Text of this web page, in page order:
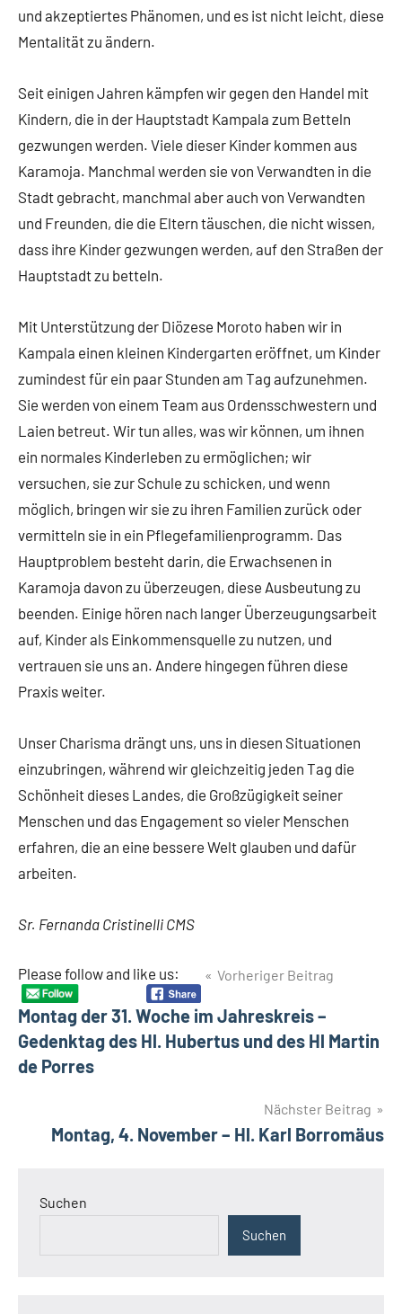
und akzeptiertes Phänomen, und es ist nicht leicht, diese
Mentalität zu ändern.
Seit einigen Jahren kämpfen wir gegen den Handel mit
Kindern, die in der Hauptstadt Kampala zum Betteln
gezwungen werden. Viele dieser Kinder kommen aus
Karamoja. Manchmal werden sie von Verwandten in die
Stadt gebracht, manchmal aber auch von Verwandten
und Freunden, die die Eltern täuschen, die nicht wissen,
dass ihre Kinder gezwungen werden, auf den Straßen der
Hauptstadt zu betteln.
Mit Unterstützung der Diözese Moroto haben wir in
Kampala einen kleinen Kindergarten eröffnet, um Kinder
zumindest für ein paar Stunden am Tag aufzunehmen.
Sie werden von einem Team aus Ordensschwestern und
Laien betreut. Wir tun alles, was wir können, um ihnen
ein normales Kinderleben zu ermöglichen; wir
versuchen, sie zur Schule zu schicken, und wenn
möglich, bringen wir sie zu ihren Familien zurück oder
vermitteln sie in ein Pflegefamilienprogramm. Das
Hauptproblem besteht darin, die Erwachsenen in
Karamoja davon zu überzeugen, diese Ausbeutung zu
beenden. Einige hören nach langer Überzeugungsarbeit
auf, Kinder als Einkommensquelle zu nutzen, und
vertrauen sie uns an. Andere hingegen führen diese
Praxis weiter.
Unser Charisma drängt uns, uns in diesen Situationen
einzubringen, während wir gleichzeitig jeden Tag die
Schönheit dieses Landes, die Großzügigkeit seiner
Menschen und das Engagement so vieler Menschen
erfahren, die an eine bessere Welt glauben und dafür
arbeiten.
Sr. Fernanda Cristinelli CMS
Please follow and like us:
Schlagwörter
Analphabetismus
Ausbildung
Frauen
Handel
BeitragsnavigationVorheriger Beitrag
Montag der 31. Woche im Jahreskreis –
Gedenktag des Hl. Hubertus und des Hl Martin
de Porres
Nächster Beitrag
Montag, 4. November – Hl. Karl Borromäus
Suchen
Suchen